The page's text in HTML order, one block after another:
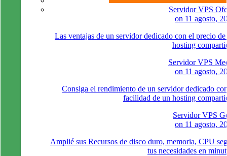
Servidor VPS
on 11 agosto,
Las ventajas de un servidor dedicado con el precio
hosting
Servidor VPS
on 11 agosto,
Consiga el rendimiento de un servidor dedicado
facilidad de un hosting
Servidor VPS
on 11 agosto,
Amplié sus Recursos de disco duro, memoria, CPU
tus necesidades en